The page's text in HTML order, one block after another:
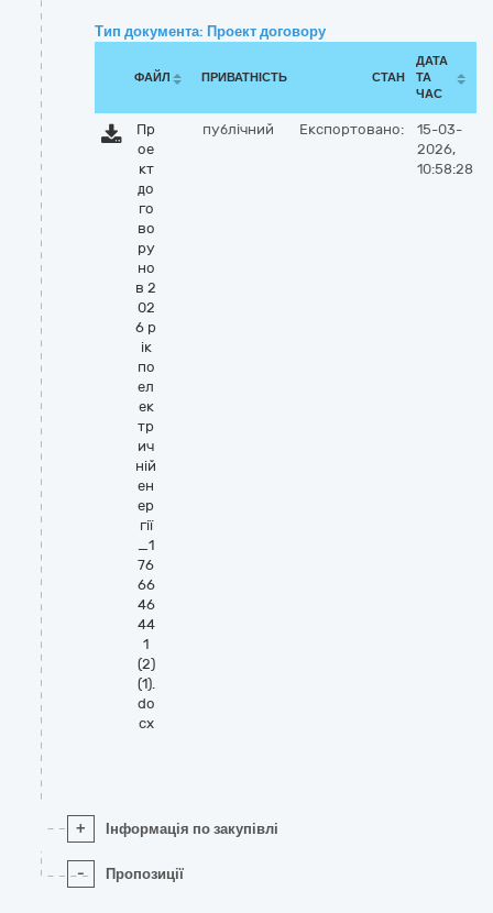
Тип документа: Проект договору
ФАЙЛ ПРИВАТНІСТЬ СТАН
ДАТА
ТА
ЧАС
Пр
ое
кт
до
го
во
ру
но
в 2
02
6 р
ік
по
ел
ек
тр
ич
ній
ен
ер
гії
_1
76
66
46
44
1
(2)
(1).
do
cx
публічний Експортовано:
15-03-
2026,
10:58:28
+ Інформація по закупівлі
- Пропозиції